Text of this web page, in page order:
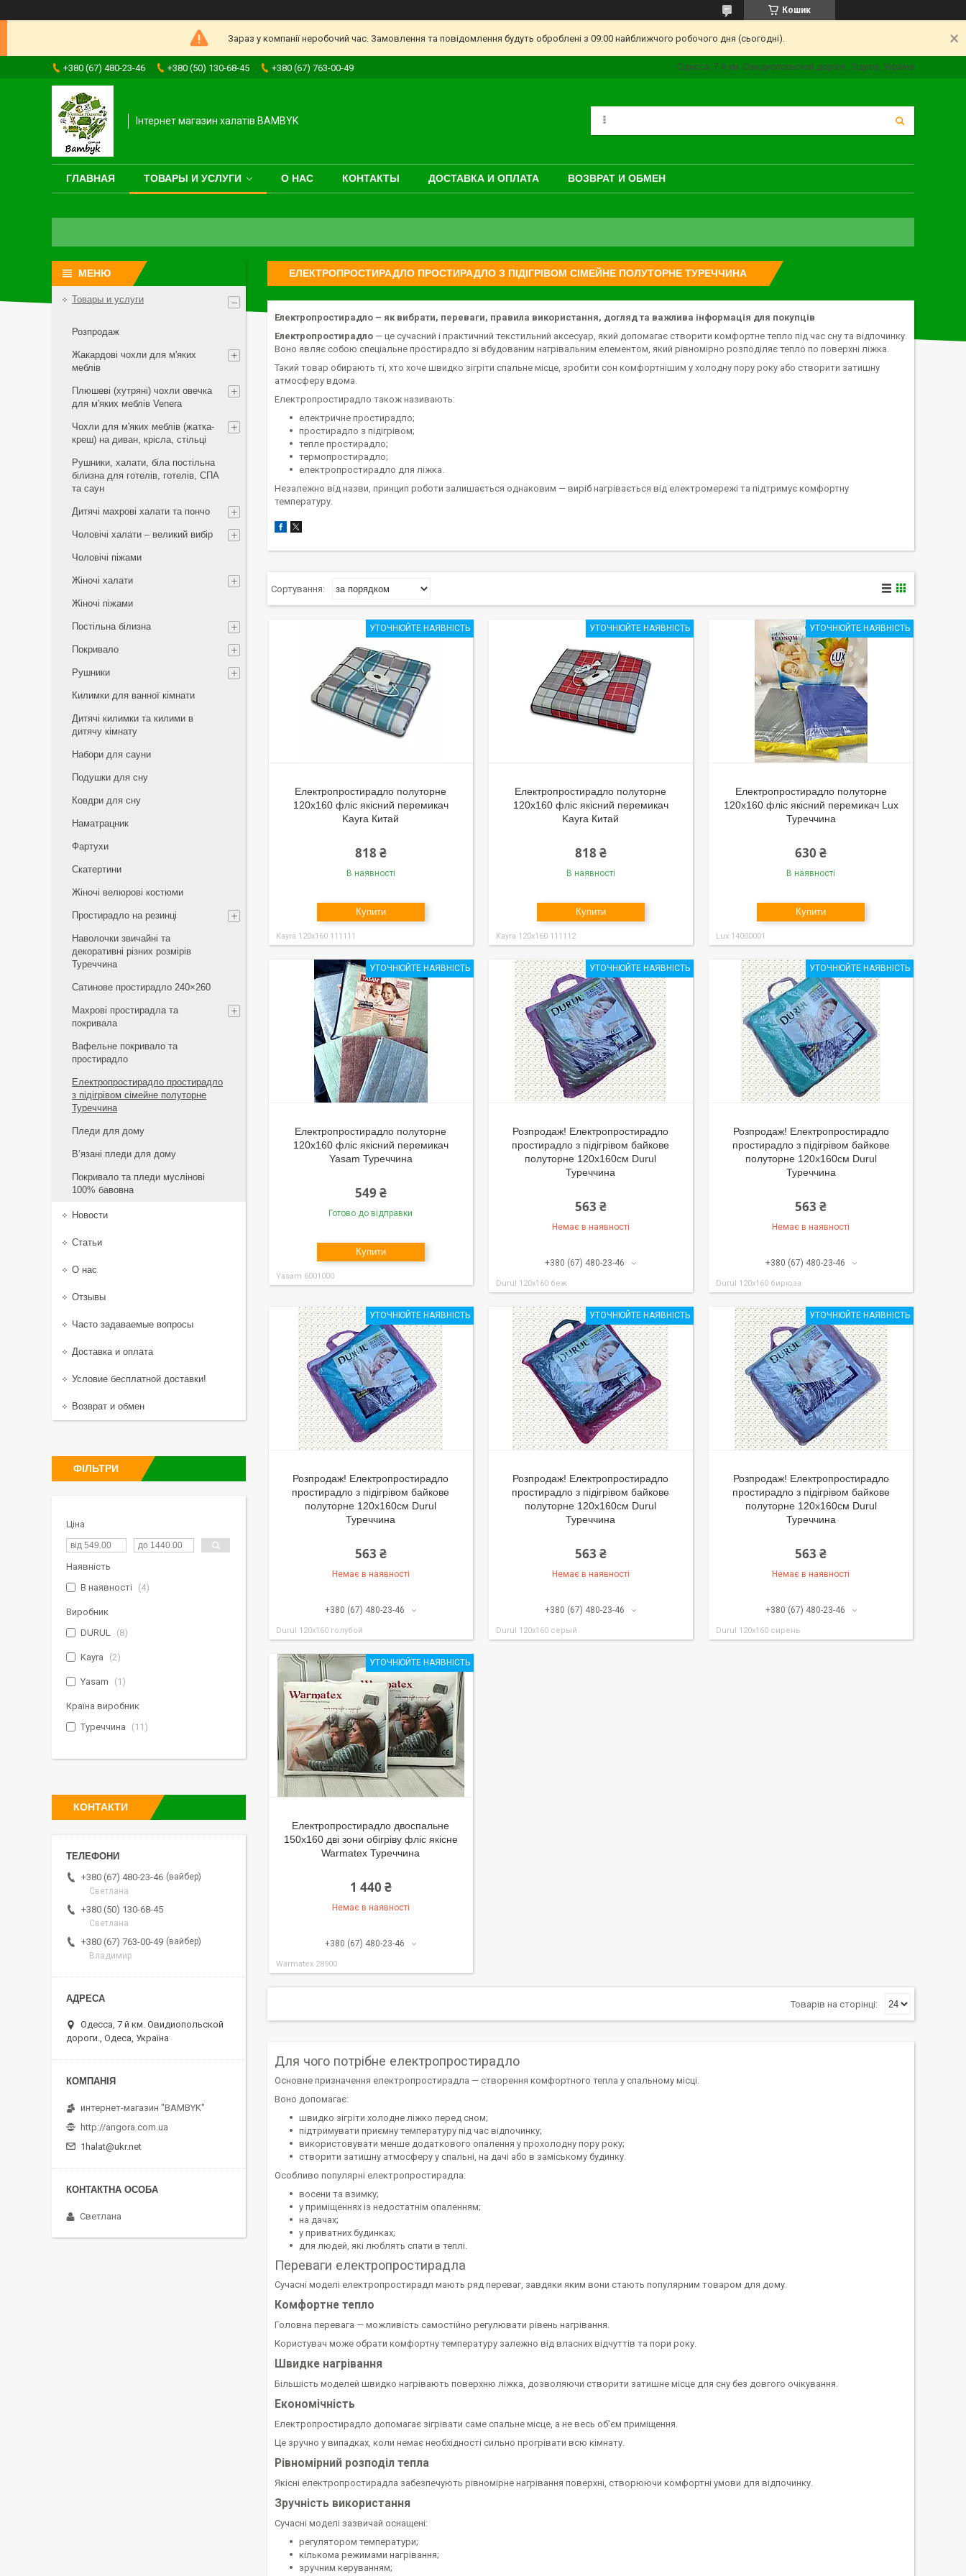
Кошик
Зараз у компанії неробочий час. Замовлення та повідомлення будуть оброблені з 09:00 найближчого робочого дня (сьогодні).
+380 (67) 480-23-46 +380 (50) 130-68-45 +380 (67) 763-00-49 Одесса, 7 й км. Овидиопольской дороги., Одеса, Україна
Інтернет магазин халатів BAMBYK
ГЛАВНАЯ ТОВАРЫ И УСЛУГИ О НАС КОНТАКТЫ ДОСТАВКА И ОПЛАТА ВОЗВРАТ И ОБМЕН
ЕЛЕКТРОПРОСТИРАДЛО ПРОСТИРАДЛО З ПІДІГРІВОМ СІМЕЙНЕ ПОЛУТОРНЕ ТУРЕЧЧИНА
Електропростирадло – як вибрати, переваги, правила використання, догляд та важлива інформація для покупців
Електропростирадло — це сучасний і практичний текстильний аксесуар, який допомагає створити комфортне тепло під час сну та відпочинку.
Воно являє собою спеціальне простирадло зі вбудованим нагрівальним елементом, який рівномірно розподіляє тепло по поверхні ліжка.
Такий товар обирають ті, хто хоче швидко зігріти спальне місце, зробити сон комфортнішим у холодну пору року або створити затишну
атмосферу вдома.
Електропростирадло також називають:
електричне простирадло;
простирадло з підігрівом;
тепле простирадло;
термопростирадло;
електропростирадло для ліжка.
Незалежно від назви, принцип роботи залишається однаковим — виріб нагрівається від електромережі та підтримує комфортну
температуру.
УТОЧНЮЙТЕ НАЯВНІСТЬ
Електропростирадло полуторне
120x160 фліс якісний перемикач
Kayra Китай
818 ₴
В наявності
Купити
Kayra 120x160 111111
УТОЧНЮЙТЕ НАЯВНІСТЬ
Електропростирадло полуторне
120x160 фліс якісний перемикач
Kayra Китай
818 ₴
В наявності
Купити
Kayra 120x160 111112
УТОЧНЮЙТЕ НАЯВНІСТЬ
Електропростирадло полуторне
120x160 фліс якісний перемикач Lux
Туреччина
630 ₴
В наявності
Купити
Lux 14000001
УТОЧНЮЙТЕ НАЯВНІСТЬ
Електропростирадло полуторне
120x160 фліс якісний перемикач
Yasam Туреччина
549 ₴
Готово до відправки
Купити
Yasam 6001000
УТОЧНЮЙТЕ НАЯВНІСТЬ
Розпродаж! Електропростирадло
простирадло з підігрівом байкове
полуторне 120x160см Durul
Туреччина
563 ₴
Немає в наявності
+380 (67) 480-23-46
Durul 120x160 беж
УТОЧНЮЙТЕ НАЯВНІСТЬ
Розпродаж! Електропростирадло
простирадло з підігрівом байкове
полуторне 120x160см Durul
Туреччина
563 ₴
Немає в наявності
+380 (67) 480-23-46
Durul 120x160 бирюза
УТОЧНЮЙТЕ НАЯВНІСТЬ
Розпродаж! Електропростирадло
простирадло з підігрівом байкове
полуторне 120x160см Durul
Туреччина
563 ₴
Немає в наявності
+380 (67) 480-23-46
Durul 120x160 голубой
УТОЧНЮЙТЕ НАЯВНІСТЬ
Розпродаж! Електропростирадло
простирадло з підігрівом байкове
полуторне 120x160см Durul
Туреччина
563 ₴
Немає в наявності
+380 (67) 480-23-46
Durul 120x160 серый
УТОЧНЮЙТЕ НАЯВНІСТЬ
Розпродаж! Електропростирадло
простирадло з підігрівом байкове
полуторне 120x160см Durul
Туреччина
563 ₴
Немає в наявності
+380 (67) 480-23-46
Durul 120x160 сирень
УТОЧНЮЙТЕ НАЯВНІСТЬ
Електропростирадло двоспальне
150x160 дві зони обігріву фліс якісне
Warmatex Туреччина
1 440 ₴
Немає в наявності
+380 (67) 480-23-46
Warmatex 28900
Для чого потрібне електропростирадло
Основне призначення електропростирадла — створення комфортного тепла у спальному місці.
Воно допомагає:
швидко зігріти холодне ліжко перед сном;
підтримувати приємну температуру під час відпочинку;
використовувати менше додаткового опалення у прохолодну пору року;
створити затишну атмосферу у спальні, на дачі або в заміському будинку.
Особливо популярні електропростирадла:
восени та взимку;
у приміщеннях із недостатнім опаленням;
на дачах;
у приватних будинках;
для людей, які люблять спати в теплі.
Переваги електропростирадла
Сучасні моделі електропростирадл мають ряд переваг, завдяки яким вони стають популярним товаром для дому.
Комфортне тепло
Головна перевага — можливість самостійно регулювати рівень нагрівання.
Користувач може обрати комфортну температуру залежно від власних відчуттів та пори року.
Швидке нагрівання
Більшість моделей швидко нагрівають поверхню ліжка, дозволяючи створити затишне місце для сну без довгого очікування.
Економічність
Електропростирадло допомагає зігрівати саме спальне місце, а не весь об'єм приміщення.
Це зручно у випадках, коли немає необхідності сильно прогрівати всю кімнату.
Рівномірний розподіл тепла
Якісні електропростирадла забезпечують рівномірне нагрівання поверхні, створюючи комфортні умови для відпочинку.
Зручність використання
Сучасні моделі зазвичай оснащені:
регулятором температури;
кількома режимами нагрівання;
зручним керуванням;
Товары и услуги
Розпродаж
Жакардові чохли для м'яких
меблів
Плюшеві (хутряні) чохли овечка
для м'яких меблів Venera
Чохли для м'яких меблів (жатка-
креш) на диван, крісла, стільці
Рушники, халати, біла постільна
білизна для готелів, готелів, СПА
та саун
Дитячі махрові халати та пончо
Чоловічі халати – великий вибір
Чоловічі піжами
Жіночі халати
Жіночі піжами
Постільна білизна
Покривало
Рушники
Килимки для ванної кімнати
Дитячі килимки та килими в
дитячу кімнату
Набори для сауни
Подушки для сну
Ковдри для сну
Наматрацник
Фартухи
Скатертини
Жіночі велюрові костюми
Простирадло на резинці
Наволочки звичайні та
декоративні різних розмірів
Туреччина
Сатинове простирадло 240×260
Махрові простирадла та
покривала
Вафельне покривало та
простирадло
Електропростирадло простирадло
з підігрівом сімейне полуторне
Туреччина
Пледи для дому
В’язані пледи для дому
Покривало та пледи муслінові
100% бавовна
Новости
Статьи
О нас
Отзывы
Часто задаваемые вопросы
Доставка и оплата
Условие бесплатной доставки!
Возврат и обмен
ФІЛЬТРИ
Ціна
Наявність
В наявності
4
Виробник
DURUL
8
Kayra 2
Yasam 1
Країна виробник
Туреччина
11
КОНТАКТИ
+380 (67) 480-23-46
вайбер
Светлана
+380 (50) 130-68-45
Светлана
+380 (67) 763-00-49
вайбер
Владимир
Одесса, 7 й км. Овидиопольской
дороги., Одеса, Україна
интернет-магазин "BAMBYK"
http://angora.com.ua
1halat@ukr.net
Светлана